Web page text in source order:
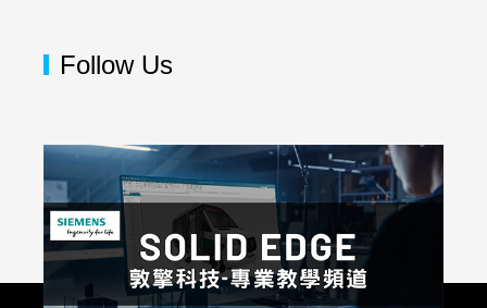
Follow Us